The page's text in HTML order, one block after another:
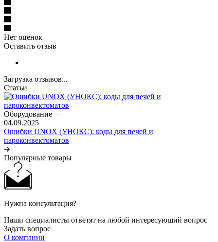
Нет оценок
Оставить отзыв
Загрузка отзывов...
Статьи
Оборудование —
04.09.2025
Ошибки UNOX (УНОКС): коды для печей и
пароконвектоматов
Популярные товары
Нужна консультация?
Наши специалисты ответят на любой интересующий вопрос
Задать вопрос
О компании